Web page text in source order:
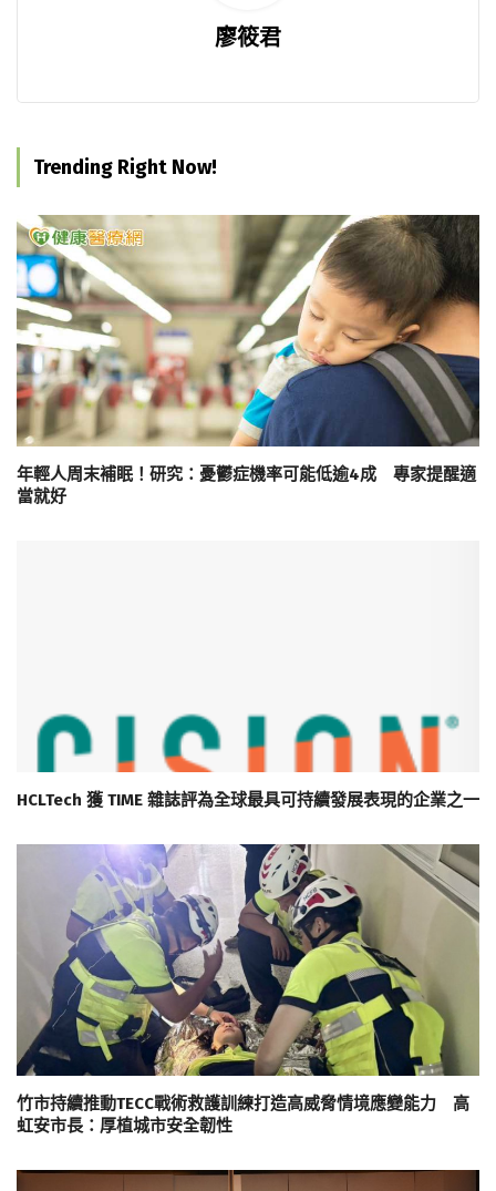
廖筱君
Trending Right Now!
年輕人周末補眠！研究：憂鬱症機率可能低逾4成 專家提醒適
當就好
HCLTech 獲 TIME 雜誌評為全球最具可持續發展表現的企業之一
竹市持續推動TECC戰術救護訓練打造高威脅情境應變能力 高
虹安市長：厚植城市安全韌性